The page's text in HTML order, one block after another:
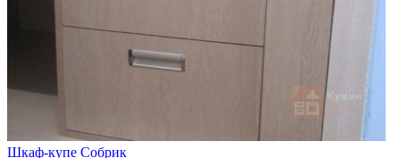
Шкаф-купе Собрик